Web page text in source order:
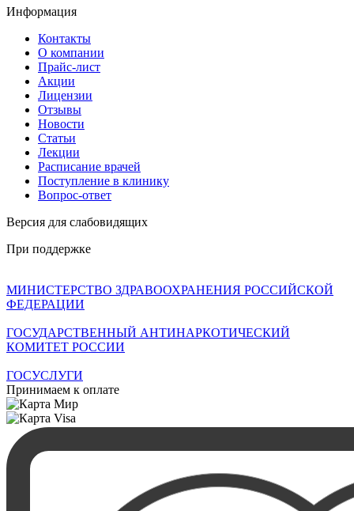
Информация
Контакты
О компании
Прайс-лист
Акции
Лицензии
Отзывы
Новости
Статьи
Лекции
Расписание врачей
Поступление в клинику
Вопрос-ответ
Версия для слабовидящих
При поддержке
МИНИСТЕРСТВО ЗДРАВООХРАНЕНИЯ РОССИЙСКОЙ
ФЕДЕРАЦИИ
ГОСУДАРСТВЕННЫЙ АНТИНАРКОТИЧЕСКИЙ
КОМИТЕТ РОССИИ
ГОСУСЛУГИ
Принимаем к оплате